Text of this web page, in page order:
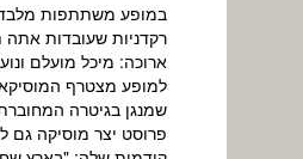
במופע משתתפות
רקדניות שעובדות אתה
ארוכה: מיכל מועלם
למופע מצטרף
שמנגן בגיטרה
פרוסט יצר מוסיקה גם